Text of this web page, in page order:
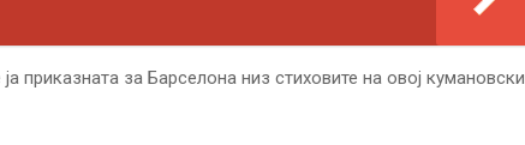
приказната за Барселона низ стиховите на овој кумановски